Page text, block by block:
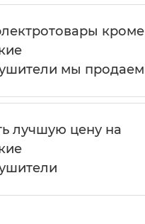
кроме
мы продаем
лучшую цену на